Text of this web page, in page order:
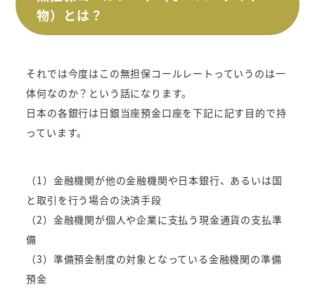
物）とは？
それでは今度はこの無担保コールレートっていうのは一
体何なのか？という話になります。
日本の各銀行は日銀当座預金口座を下記に記す目的で持
っています。
（1）金融機関が他の金融機関や日本銀行、あるいは国
と取引を行う場合の決済手段
（2）金融機関が個人や企業に支払う現金通貨の支払準
備
（3）準備預金制度の対象となっている金融機関の準備
預金